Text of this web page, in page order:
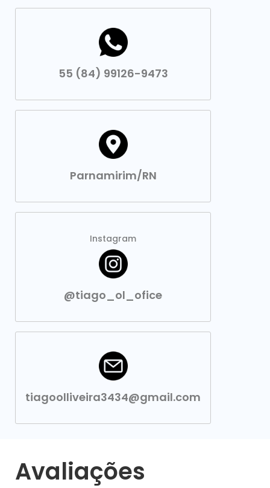
55 (84) 99126-9473
Parnamirim/RN
Instagram
@tiago_ol_ofice
tiagoolliveira3434@gmail.com
Avaliações